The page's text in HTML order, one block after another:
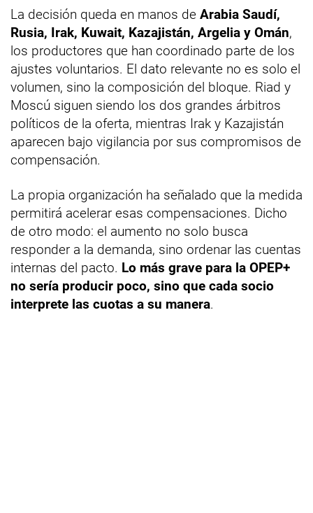
La decisión queda en manos de Arabia Saudí,
Rusia, Irak, Kuwait, Kazajistán, Argelia y Omán,
los productores que han coordinado parte de los
ajustes voluntarios. El dato relevante no es solo el
volumen, sino la composición del bloque. Riad y
Moscú siguen siendo los dos grandes árbitros
políticos de la oferta, mientras Irak y Kazajistán
aparecen bajo vigilancia por sus compromisos de
compensación.
La propia organización ha señalado que la medida
permitirá acelerar esas compensaciones. Dicho
de otro modo: el aumento no solo busca
responder a la demanda, sino ordenar las cuentas
internas del pacto. Lo más grave para la OPEP+
no sería producir poco, sino que cada socio
interprete las cuotas a su manera.